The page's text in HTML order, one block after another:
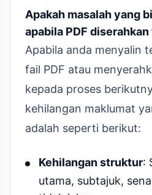
Apakah masalah yang
apabila PDF
Apabila anda menyalin
fail PDF atau
kepada proses
kehilangan maklumat
adalah seperti berikut:
Kehilangan struktur:
utama, subtajuk,